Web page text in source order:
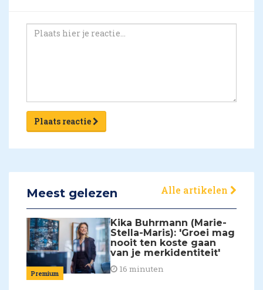
Plaats reactie
Meest gelezen Alle artikelen
Premium
Kika Buhrmann (Marie-
Stella-Maris): 'Groei mag
nooit ten koste gaan
van je merkidentiteit'
16 minuten